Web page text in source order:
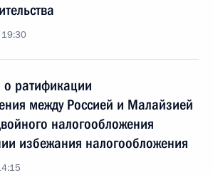
19:30
о ратификации
между Россией и Малайзией
налогообложения
избежания налогообложения